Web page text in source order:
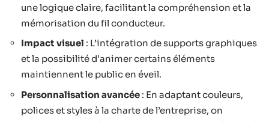
une logique claire, facilitant la compréhension et la
mémorisation du fil conducteur.
Impact visuel : L’intégration de supports graphiques
et la possibilité d’animer certains éléments
maintiennent le public en éveil.
Personnalisation avancée : En adaptant couleurs,
polices et styles à la charte de l’entreprise, on